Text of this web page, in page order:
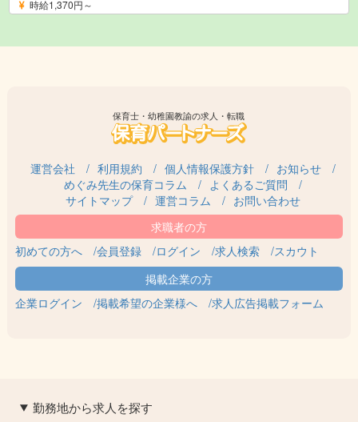
時給1,370円～
保育士・幼稚園教諭の求人・転職
運営会社 利用規約 個人情報保護方針
お知らせ
めぐみ先生の保育コラム
よくあるご質問
サイトマップ
運営コラム お問い合わせ
初めての方へ 会員登録 ログイン 求人検索 スカウト
企業ログイン 掲載希望の企業様へ 求人広告掲載フォーム
勤務地から求人を探す